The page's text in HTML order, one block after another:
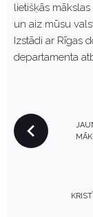
lietišķās
un aiz mūsu
Izstādi ar Rīgas
departamenta
O
S